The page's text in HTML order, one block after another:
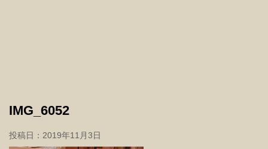
IMG_6052
投稿日： 2019年11月3日